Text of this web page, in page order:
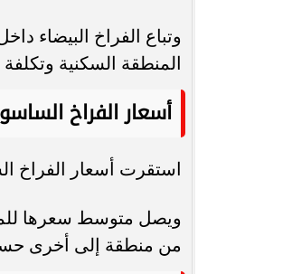
المنطقة السكنية
أسعار الفراخ
استقرت أسعار الفراخ الساسو
من منطقة إلى أخرى